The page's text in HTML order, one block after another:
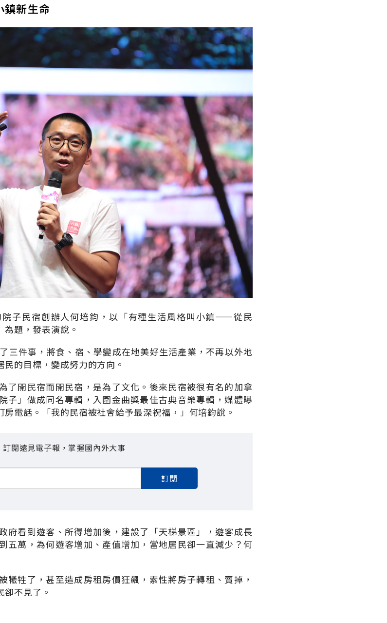
鎮新生命
子民宿創辦人何培鈞，以「有種生活風格叫小鎮——從民
題，發表演說。
三件事，將食、宿、學變成在地美好生活產業，不再以外地
的目標，變成努力的方向。
了開民宿而開民宿，是為了文化。後來民宿被很有名的加拿
子」做成同名專輯，入圍金曲獎最佳古典音樂專輯，媒體曝
電話。「我的民宿被社會給予最深祝福，」何培鈞說。
訂閱遠見電子報，掌握國內外大事
訂閱
府看到遊客、所得增加後，建設了「天梯景區」，遊客成長
五萬，為何遊客增加、產值增加，當地居民卻一直減少？何
犧牲了，甚至造成房租房價狂飆，索性將房子轉租、賣掉，
不見了。